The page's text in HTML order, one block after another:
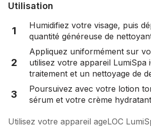
Utilisation
1
Humidifiez votre visage, puis
quantité généreuse de
2
Appliquez uniformément sur
utilisez votre appareil LumiSpa
traitement et un nettoyage de
3
Poursuivez avec votre lotion
sérum et votre crème
Utilisez votre appareil ageLOC